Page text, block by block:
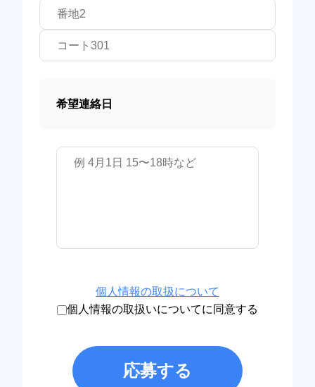
希望連絡日
個人情報の取扱について
個人情報の取扱いについてに同意する
応募する